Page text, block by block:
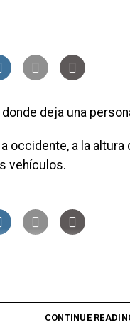
deja una
occidente, a la
vehículos.
CONTINUE